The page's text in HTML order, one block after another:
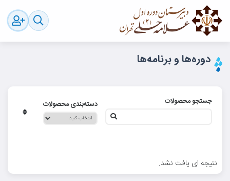
دوره‌ها و برنامه‌ها
جستجو محصولات دسته‌بندی محصولات
نتیجه ای یافت نشد.